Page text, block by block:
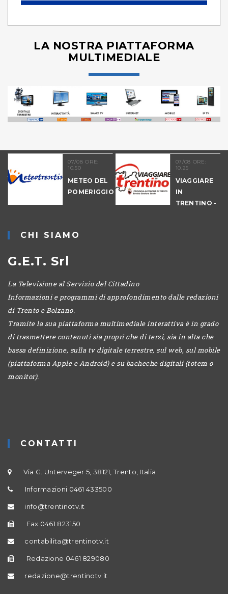
LA NOSTRA PIATTAFORMA
MULTIMEDIALE
07/08 ORE:
10.50
METEO DEL
POMERIGGIO
07/08 ORE:
10.25
VIAGGIARE
IN
TRENTINO -
CHI SIAMO
G.E.T. Srl
La Televisione al Servizio del Cittadino
Informazioni e programmi di approfondimento dalle redazioni
di Trento e Bolzano.
Tramite la sua piattaforma multimediale interattiva è in grado
di trasmettere contenuti sia propri che di terzi, sia in alta che
bassa definizione, sulla tv digitale terrestre, sul web, sul mobile
(piattaforma Apple e Android) e su bacheche digitali (totem o
monitor).
CONTATTI
Via G. Unterveger 5, 38121, Trento, Italia
Informazioni 0461 433500
info@trentinotv.it
Fax 0461 823150
contabilita@trentinotv.it
Redazione 0461 829080
redazione@trentinotv.it